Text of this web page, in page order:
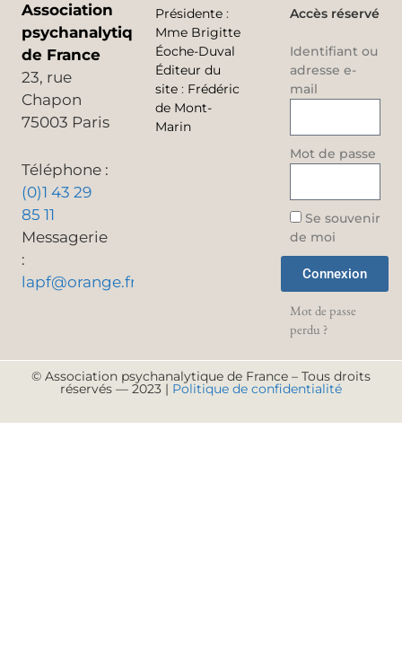
Association
psychanalytique
de France
23, rue
Chapon
75003 Paris
Téléphone :
(0)1 43 29
85 11
Messagerie
:
lapf@orange.fr
Présidente :
Mme Brigitte
Éoche-Duval
Éditeur du
site : Frédéric
de Mont-
Marin
Accès réservé
Identifiant ou
adresse e-
mail
Mot de passe
Se souvenir
de moi
Connexion
Mot de passe
perdu ?
© Association psychanalytique de France – Tous droits
réservés — 2023 | Politique de confidentialité